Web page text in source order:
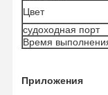
Подшипник
Цвет
судоходная порт
Время
Приложения